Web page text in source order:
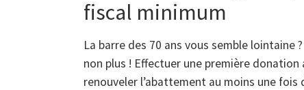
fiscal minimum
La barre des 70 ans vous semble
non plus ! Effectuer une première
renouveler l’abattement au moins une